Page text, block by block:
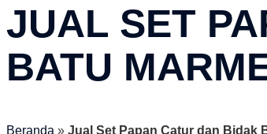
JUAL SET
BATU
Beranda » Jual Set Papan Catur dan Bidak